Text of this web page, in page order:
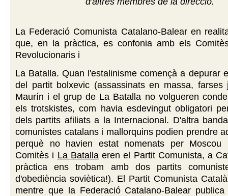
La Federació Comunista Catalano-Balear en
que, en la pràctica, es confonia amb els
Revolucionaris i
La Batalla. Quan l'estalinisme començà a depurar
del partit bolxevic (assassinats en massa, farses
Maurín i el grup de La Batalla no volgueren
els trotskistes, com havia esdevingut obligatori
dels partits afiliats a la Internacional. D'altra
comunistes catalans i mallorquins podien prendre
perquè no havien estat nomenats per
Comitès i La Batallaeren el Partit Comunista, a
pràctica ens trobam amb dos partits
d'obediència soviètica!). El Partit Comunista
mentre que la Federació Catalano-Balear